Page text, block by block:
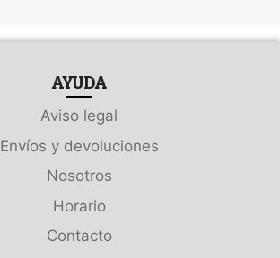
AYUDA
Aviso legal
Envíos y devoluciones
Nosotros
Horario
Contacto